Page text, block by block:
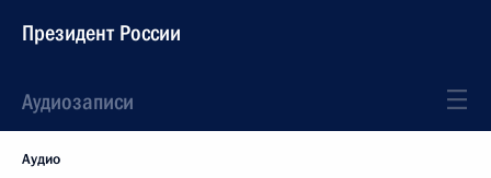
Президент России
Аудиозаписи
Аудио